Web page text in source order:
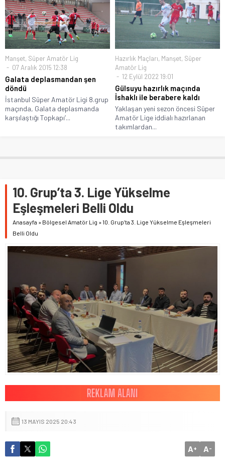
Manşet, Süper Amatör Lig
07 Aralık 2015 12:38
Galata deplasmandan şen
döndü
İstanbul Süper Amatör Ligi 8.grup
maçında, Galata deplasmanda
karşılaştığı Topkapı’...
Hazırlık Maçları, Manşet, Süper
Amatör Lig
12 Eylül 2022 19:01
Gülsuyu hazırlık maçında
İshaklı ile berabere kaldı
Yaklaşan yeni sezon öncesi Süper
Amatör Lige iddialı hazırlanan
takımlardan...
10. Grup’ta 3. Lige Yükselme
Eşleşmeleri Belli Oldu
Anasayfa » Bölgesel Amatör Lig »10. Grup’ta 3. Lige Yükselme Eşleşmeleri
Belli Oldu
13 MAYIS 2025 20:43
A+ A-